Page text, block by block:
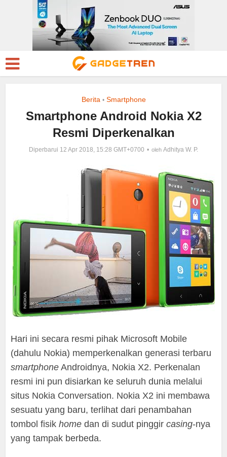
Berita • Smartphone
Smartphone Android Nokia X2
Resmi Diperkenalkan
Diperbarui 12 Apr 2018, 15:28 GMT+0700 oleh Adhitya W. P.
Hari ini secara resmi pihak Microsoft Mobile
(dahulu Nokia) memperkenalkan generasi terbaru
smartphone Androidnya, Nokia X2. Perkenalan
resmi ini pun disiarkan ke seluruh dunia melalui
situs Nokia Conversation. Nokia X2 ini membawa
sesuatu yang baru, terlihat dari penambahan
tombol fisikhomedan di sudut pinggircasing-nya
yang tampak berbeda.